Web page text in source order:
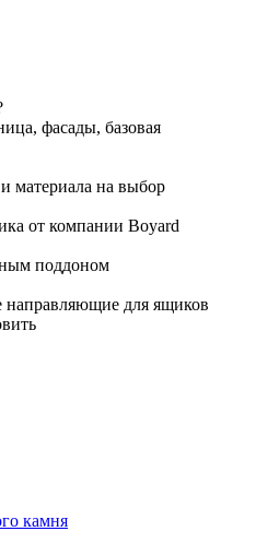
фасады, базовая
материала на выбор
от компании Boyard
поддоном
для ящиков
камня